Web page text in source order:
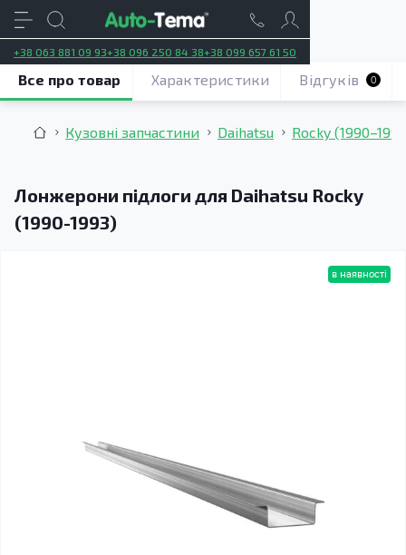
+38 063 881 09 93+38 096 250 84 38+38 099 657 61 50
Кузовні запчастини Daihatsu Rocky
Лонжерони підлоги для Daihatsu Rocky
(1990-1993)
Все про товар Характеристики Відгуків 0
в наявності